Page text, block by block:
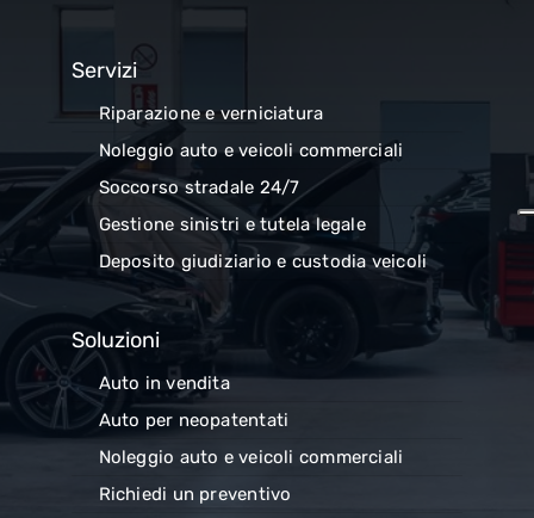
Servizi
Riparazione e verniciatura
Noleggio auto e veicoli commerciali
Soccorso stradale 24/7
Gestione sinistri e tutela legale
Deposito giudiziario e custodia veicoli
Soluzioni
Auto in vendita
Auto per neopatentati
Noleggio auto e veicoli commerciali
Richiedi un preventivo